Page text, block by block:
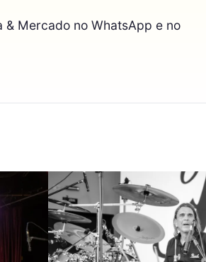
& Mercado no WhatsApp e no